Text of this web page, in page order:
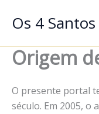
para
conteúdo
Os 4
Origem
O presente portal
século. Em 2005, o